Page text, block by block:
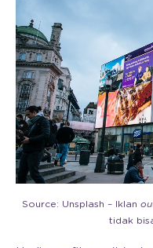
Source: Unsplash – Iklan
tidak